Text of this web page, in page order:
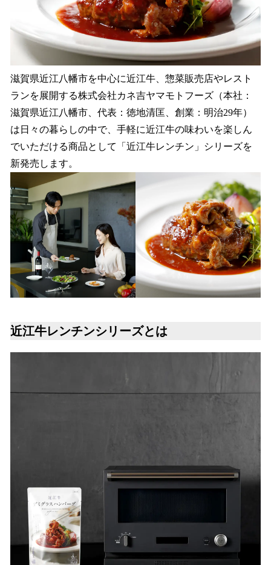
滋賀県近江八幡市を中心に近江牛、惣菜販売店やレスト
ランを展開する株式会社カネ吉ヤマモトフーズ（本社：
滋賀県近江八幡市、代表：徳地清匡、創業：明治29年）
は日々の暮らしの中で、手軽に近江牛の味わいを楽しん
でいただける商品として「近江牛レンチン」シリーズを
新発売します。
近江牛レンチンシリーズとは